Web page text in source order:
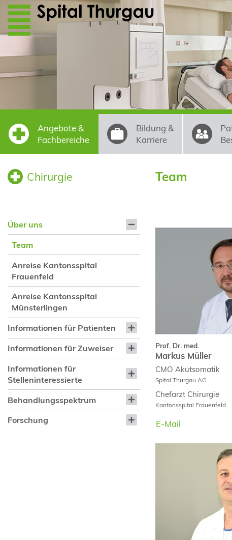
Direkt zum Inhalt
Angebote &
Fachbereiche
Bildung &
Karriere
Chirurgie
Über uns
Team
Anreise Kantonsspital
Frauenfeld
Anreise Kantonsspital
Münsterlingen
Informationen für Patienten
Informationen für Zuweiser
Informationen für
Stelleninteressierte
Behandlungsspektrum
Forschung
Team
Prof. Dr. med.
Markus Müller
CMO Akutsomatik
Spital Thurgau AG
Chefarzt Chirurgie
Kantonsspital Frauenfeld
E-Mail
Infos